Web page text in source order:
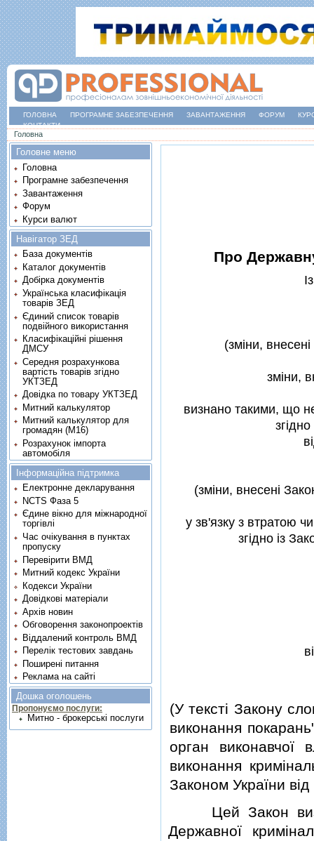
ГОЛОВНА ПРОГРАМНЕ ЗАБЕЗПЕЧЕННЯ ЗАВАНТАЖЕННЯ ФОРУМ
КОНТАКТИ
Ви є тут
Головна
Про
(змiни, внесенi
змiни,
визнано такими, що
(змiни, внесенi
у зв'язку з втратою
згiдно iз
(У текстi Закону
виконання
орган
виконання
Законом України
Цей Закон
Державної
Головне меню
Головна
Програмне забезпечення
Завантаження
Форум
Курси валют
Навігатор ЗЕД
База документів
Каталог документів
Добірка документів
Українська класифікація
товарів ЗЕД
Єдиний список товарів
подвійного використання
Класифікаційні рішення
ДМСУ
Середня розрахункова
вартість товарів згідно
УКТЗЕД
Довідка по товару УКТЗЕД
Митний калькулятор
Митний калькулятор для
громадян (М16)
Розрахунок імпорта
автомобіля
Інформаційна підтримка
Електронне декларування
NCTS Фаза 5
Єдине вікно для міжнародної
торгівлі
Час очікування в пунктах
пропуску
Перевірити ВМД
Митний кодекс України
Кодекси України
Довідкові матеріали
Архів новин
Обговорення законопроектів
Віддалений контроль ВМД
Перелік тестових завдань
Поширені питання
Реклама на сайті
Дошка оголошень
Пропонуємо послуги:
Митно - брокерські послуги